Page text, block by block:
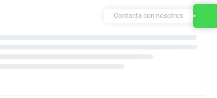
Contacta con nosotros